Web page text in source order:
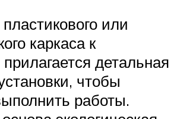
или
каркаса к
детальная
чтобы
работы.